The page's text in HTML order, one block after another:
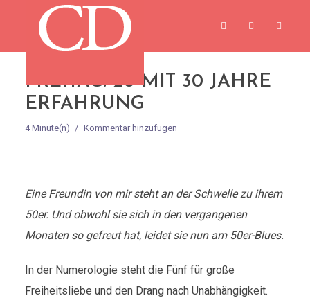
FREITAG: 20 MIT 30 JAHRE
ERFAHRUNG
4 Minute(n) Kommentar hinzufügen
Eine Freundin von mir steht an der Schwelle zu ihrem
50er. Und obwohl sie sich in den vergangenen
Monaten so gefreut hat, leidet sie nun am 50er-Blues.
In der Numerologie steht die Fünf für große
Freiheitsliebe und den Drang nach Unabhängigkeit.